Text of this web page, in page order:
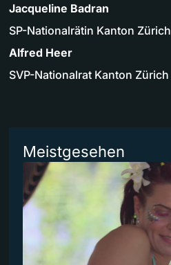
Jacqueline Badran
SP-Nationalrätin Kanton Zürich
Alfred Heer
SVP-Nationalrat Kanton Zürich
Meistgesehen